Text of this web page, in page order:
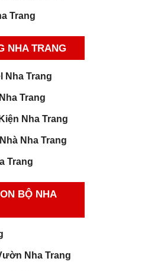
Trang
NHA TRANG
Nha Trang
Trang
Nha Trang
Nha Trang
Trang
BỘ NHA
Nha Trang